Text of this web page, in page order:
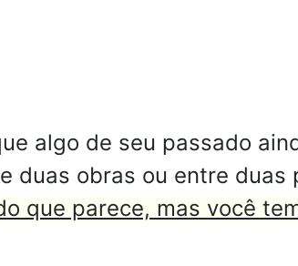
algo de seu passado
duas obras ou entre duas
que parece, mas você